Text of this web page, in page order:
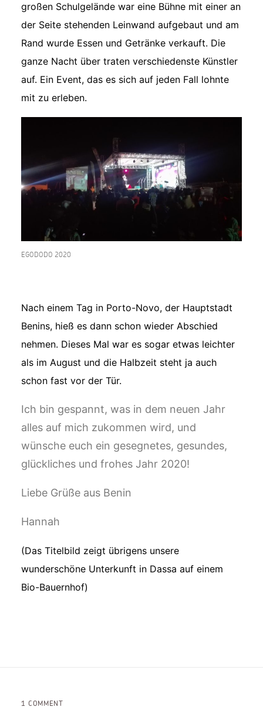
großen Schulgelände war eine Bühne mit einer an
der Seite stehenden Leinwand aufgebaut und am
Rand wurde Essen und Getränke verkauft. Die
ganze Nacht über traten verschiedenste Künstler
auf. Ein Event, das es sich auf jeden Fall lohnte
mit zu erleben.
EGODODO 2020
Nach einem Tag in Porto-Novo, der Hauptstadt
Benins, hieß es dann schon wieder Abschied
nehmen. Dieses Mal war es sogar etwas leichter
als im August und die Halbzeit steht ja auch
schon fast vor der Tür.
Ich bin gespannt, was in dem neuen Jahr
alles auf mich zukommen wird, und
wünsche euch ein gesegnetes, gesundes,
glückliches und frohes Jahr 2020!
Liebe Grüße aus Benin
Hannah
(Das Titelbild zeigt übrigens unsere
wunderschöne Unterkunft in Dassa auf einem
Bio-Bauernhof)
1 COMMENT